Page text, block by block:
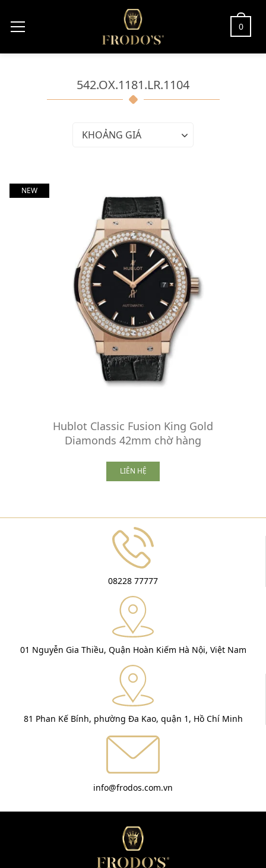
0
542.OX.1181.LR.1104
KHOẢNG GIÁ
NEW
Hublot Classic Fusion King Gold
Diamonds 42mm chờ hàng
LIÊN HỆ
08228 77777
01 Nguyễn Gia Thiều, Quận Hoàn Kiếm Hà Nội, Việt Nam
81 Phan Kế Bính, phường Đa Kao, quận 1, Hồ Chí Minh
info@frodos.com.vn